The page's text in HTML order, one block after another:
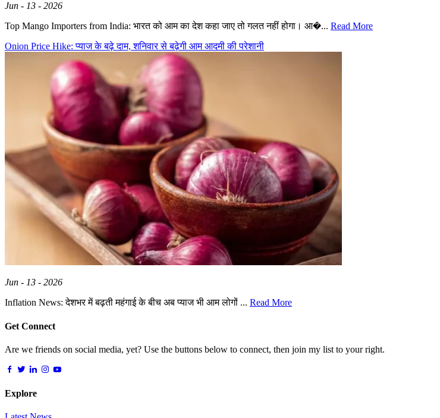
Jun - 13 - 2026
Top Mango Importers from India: भारत को आम का देश कहा जाए तो गलत नहीं होगा। आ�... Read More
Onion Price Hike: प्याज के बढ़े दाम, शनिवार से बढ़ेगी आम आदमी की परेशानी
Jun - 13 - 2026
Inflation News: देशभर में बढ़ती महंगाई के बीच अब प्याज भी आम लोगों ... Read More
Get Connect
Are we friends on social media, yet? Use the buttons below to connect, then join my list to your right.
Explore